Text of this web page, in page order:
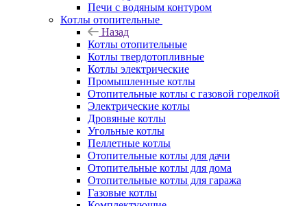
Печи с водяным контуром
Котлы отопительные
Назад
Котлы отопительные
Котлы твердотопливные
Котлы электрические
Промышленные котлы
Отопительные котлы с газовой горелкой
Электрические котлы
Дровяные котлы
Угольные котлы
Пеллетные котлы
Отопительные котлы для дачи
Отопительные котлы для дома
Отопительные котлы для гаража
Газовые котлы